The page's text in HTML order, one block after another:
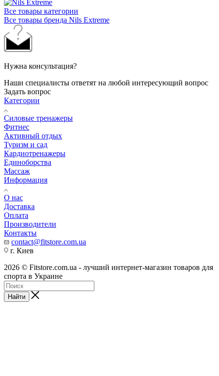
Все товары категории
Все товары бренда Nils Extreme
Нужна консультация?
Наши специалисты ответят на любой интересующий вопрос
Задать вопрос
Категории
Силовые тренажеры
Фитнес
Активный отдых
Туризм и сад
Кардиотренажеры
Единоборства
Массаж
Информация
О нас
Доставка
Оплата
Производители
Контакты
contact@fitstore.com.ua
г. Киев
2026 © Fitstore.com.ua - лучший интернет-магазин товаров для
спорта в Украине
Найти